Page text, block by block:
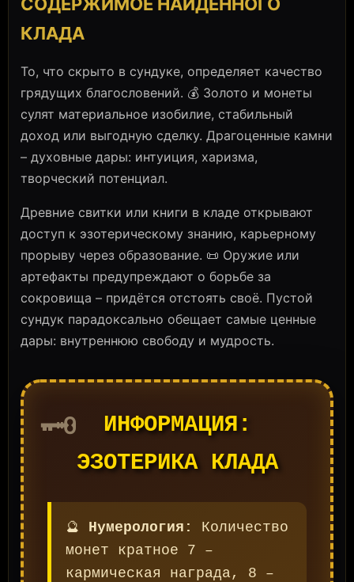
КЛАДА
То, что скрыто в сундуке, определяет качество
грядущих благословений. 💰 Золото и монеты
сулят материальное изобилие, стабильный
доход или выгодную сделку. Драгоценные камни
– духовные дары: интуиция, харизма,
творческий потенциал.
Древние свитки или книги в кладе открывают
доступ к эзотерическому знанию, карьерному
прорыву через образование. 📜 Оружие или
артефакты предупреждают о борьбе за
сокровища – придётся отстоять своё. Пустой
сундук парадоксально обещает самые ценные
дары: внутреннюю свободу и мудрость.
🗝️
ИНФОРМАЦИЯ:
ЭЗОТЕРИКА КЛАДА
🔮 Нумерология:
Количество
монет кратное 7 –
кармическая награда, 8 –